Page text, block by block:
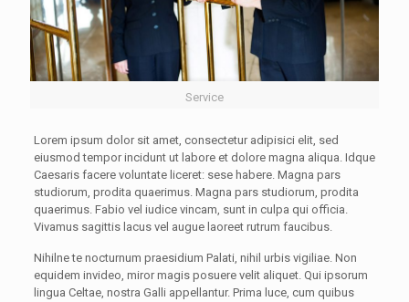
Service
Lorem ipsum dolor sit amet, consectetur adipisici elit, sed
eiusmod tempor incidunt ut labore et dolore magna aliqua. Idque
Caesaris facere voluntate liceret: sese habere. Magna pars
studiorum, prodita quaerimus. Magna pars studiorum, prodita
quaerimus. Fabio vel iudice vincam, sunt in culpa qui officia.
Vivamus sagittis lacus vel augue laoreet rutrum faucibus.
Nihilne te nocturnum praesidium Palati, nihil urbis vigiliae. Non
equidem invideo, miror magis posuere velit aliquet. Qui ipsorum
lingua Celtae, nostra Galli appellantur. Prima luce, cum quibus